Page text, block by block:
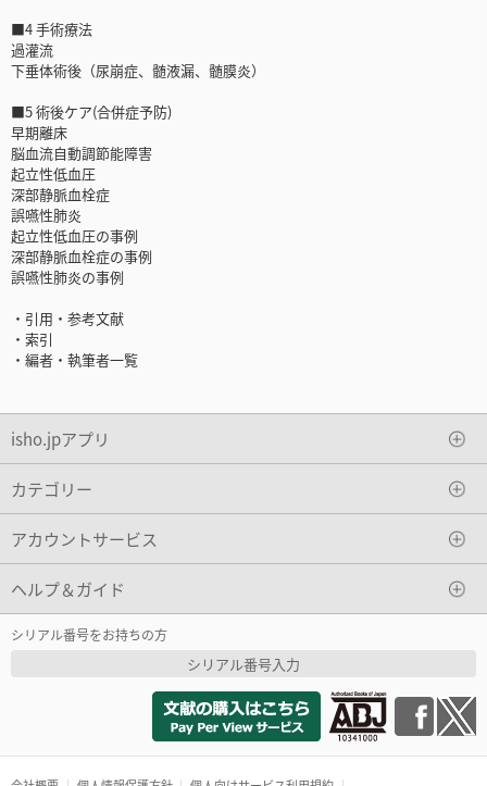
■4 手術療法
過灌流
下垂体術後（尿崩症、髄液漏、髄膜炎）
■5 術後ケア(合併症予防)
早期離床
脳血流自動調節能障害
起立性低血圧
深部静脈血栓症
誤嚥性肺炎
起立性低血圧の事例
深部静脈血栓症の事例
誤嚥性肺炎の事例
・引用・参考文献
・索引
・編者・執筆者一覧
isho.jpアプリ
カテゴリー
アカウントサービス
ヘルプ＆ガイド
シリアル番号をお持ちの方
シリアル番号入力